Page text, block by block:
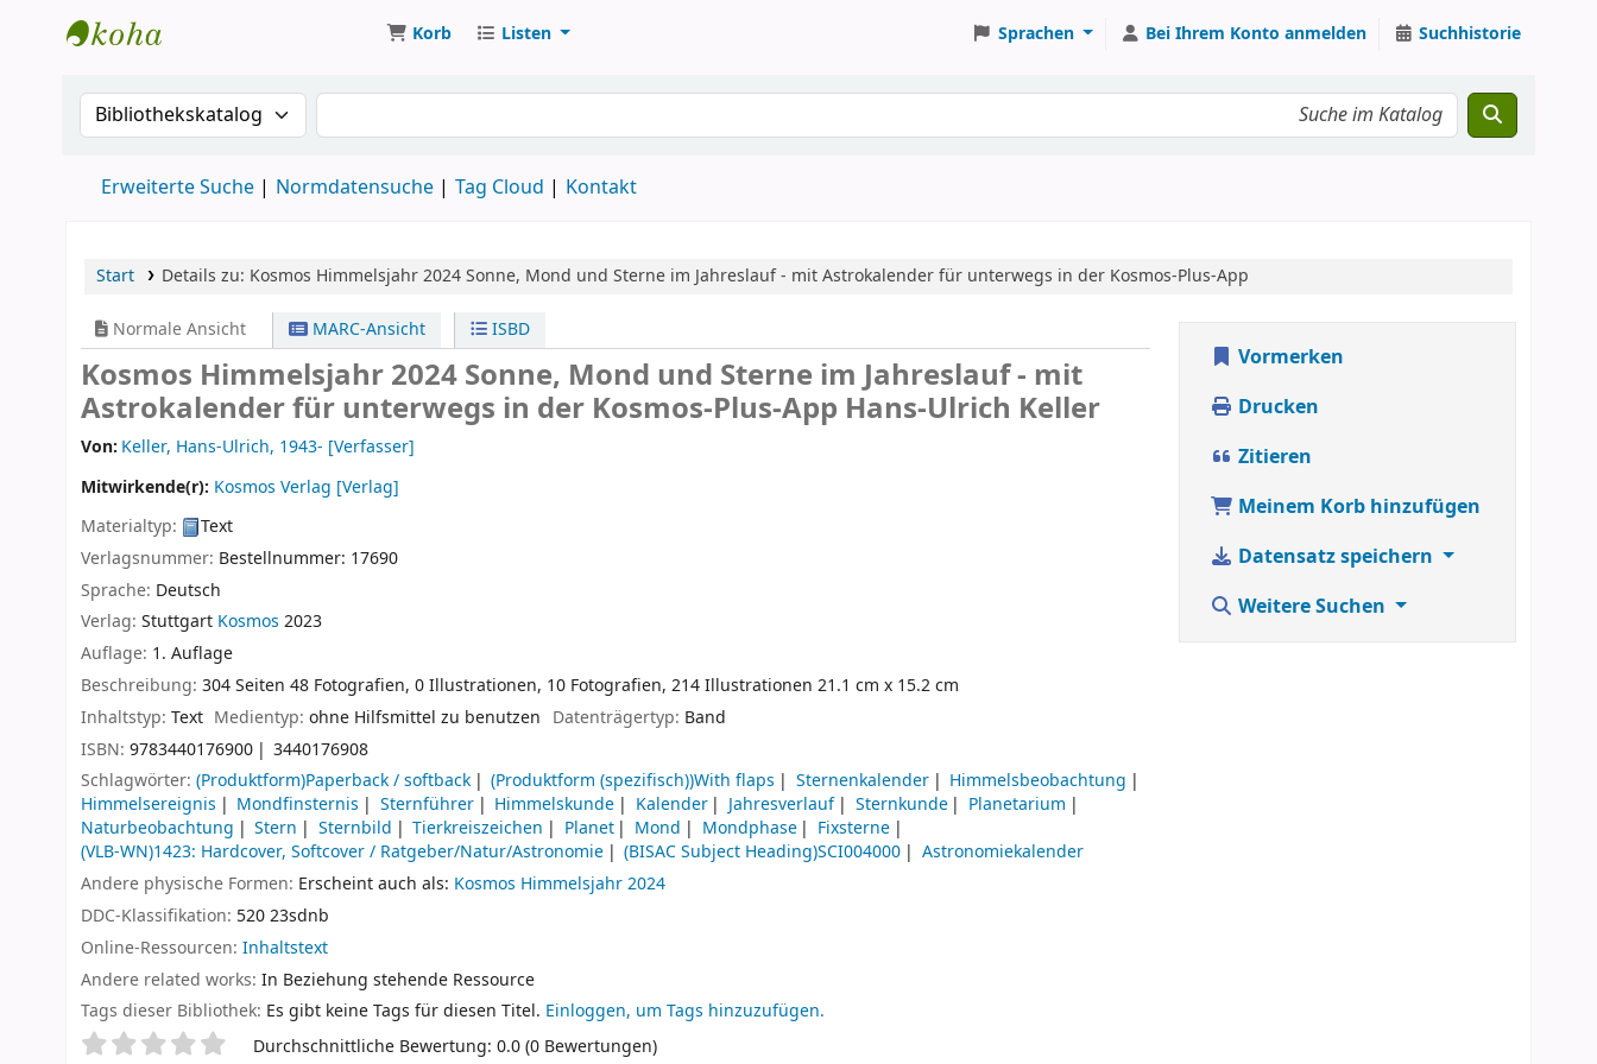
Korb Listen Sprachen Bei Ihrem Konto anmelden Suchhistorie
Suche im Katalog nach:Suche im Katalog
Erweiterte Suche Normdatensuche Tag Cloud Kontakt
Start Details zu: Kosmos Himmelsjahr 2024Sonne, Mond und Sterne im Jahreslauf - mit Astrokalender für unterwegs in der Kosmos-Plus-App
Normale Ansicht MARC-Ansicht ISBD
Kosmos Himmelsjahr 2024 Sonne, Mond und Sterne im Jahreslauf - mit
Astrokalender für unterwegs in der Kosmos-Plus-App Hans-Ulrich Keller
Von: Keller, Hans-Ulrich, 1943- [Verfasser]
Mitwirkende(r): Kosmos Verlag [Verlag]
Materialtyp:
Text
Verlagsnummer: Bestellnummer: 17690
Sprache: Deutsch
Verlag: Stuttgart Kosmos 2023
Auflage: 1. Auflage
Beschreibung: 304 Seiten 48 Fotografien, 0 Illustrationen, 10 Fotografien, 214 Illustrationen 21.1 cm x 15.2 cm
Inhaltstyp: Text Medientyp:ohne Hilfsmittel zu benutzen Datenträgertyp: Band
ISBN: 9783440176900
3440176908
Schlagwörter: (Produktform)Paperback / softback (Produktform (spezifisch))With flaps Sternenkalender
Himmelsbeobachtung
Himmelsereignis
Mondfinsternis Sternführer Himmelskunde Kalender Jahresverlauf Sternkunde
Planetarium
Naturbeobachtung
Stern Sternbild Tierkreiszeichen Planet Mond Mondphase
Fixsterne
(VLB-WN)1423: Hardcover, Softcover / Ratgeber/Natur/Astronomie
(BISAC Subject Heading)SCI004000
Astronomiekalender
Andere physische Formen: Erscheint auch als: Kosmos Himmelsjahr 2024
DDC-Klassifikation: 520 23sdnb
Online-Ressourcen: Inhaltstext
Andere related works: In Beziehung stehende Ressource
Tags dieser Bibliothek: Es gibt keine Tags für diesen Titel. Einloggen, um Tags hinzuzufügen.
SternchenbewertungDurchschnittliche Bewertung: 0.0 (0 Bewertungen)
Vormerken
Drucken
Zitieren
Meinem Korb hinzufügen
Datensatz speichern
Weitere Suchen